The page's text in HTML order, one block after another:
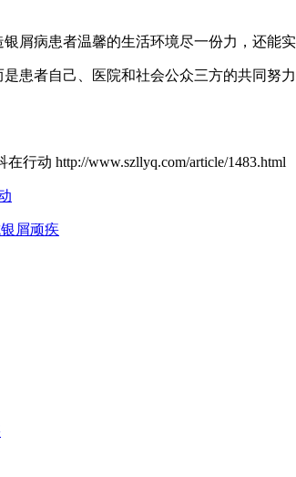
屑病患者温馨的生活环境尽一份力，还能
患者自己、医院和社会公众三方的共同
行动 http://www.szllyq.com/article/1483.html
屑顽疾